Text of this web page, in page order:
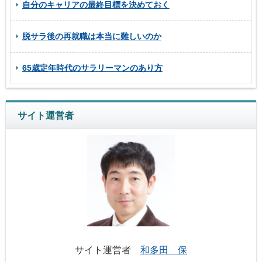
自分のキャリアの最終目標を決めておく
脱サラ後の再就職は本当に難しいのか
65歳定年時代のサラリーマンのあり方
サイト運営者
サイト運営者 和多田 保